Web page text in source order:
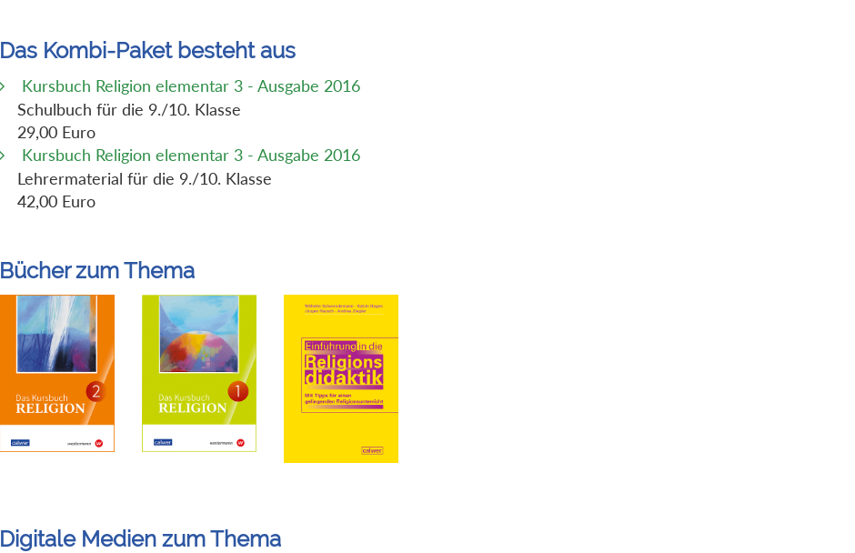
Das Kombi-Paket besteht aus
Kursbuch Religion elementar 3 - Ausgabe 2016
Schulbuch für die 9./10. Klasse
29,00 Euro
Kursbuch Religion elementar 3 - Ausgabe 2016
Lehrermaterial für die 9./10. Klasse
42,00 Euro
Bücher zum Thema
Digitale Medien zum Thema